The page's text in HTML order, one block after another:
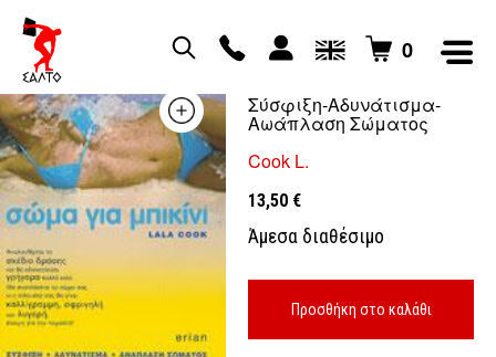
0
Σύσφιξη-Αδυνάτισμα-
Αωάπλαση Σώματος
Cook L.
13,50 €
Άμεσα διαθέσιμο
Προσθήκη στο καλάθι